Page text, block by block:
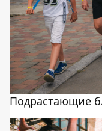
Подрастающие